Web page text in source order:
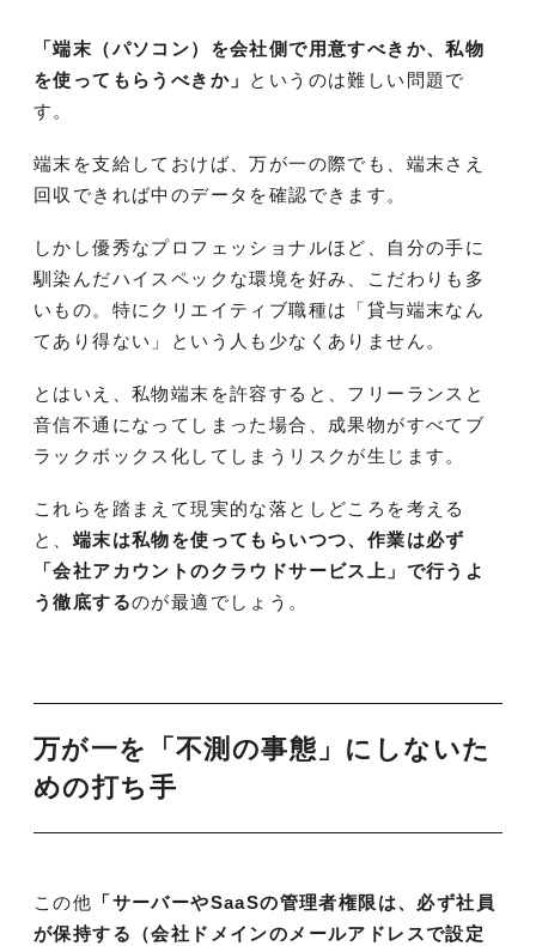
「端末（パソコン）を会社側で用意すべきか、私物
を使ってもらうべきか」 というのは難しい問題で
す。
端末を支給しておけば、万が一の際でも、端末さえ
回収できれば中のデータを確認できます。
しかし優秀なプロフェッショナルほど、自分の手に
馴染んだハイスペックな環境を好み、こだわりも多
いもの。特にクリエイティブ職種は「貸与端末なん
てあり得ない」という人も少なくありません。
とはいえ、私物端末を許容すると、フリーランスと
音信不通になってしまった場合、成果物がすべてブ
ラックボックス化してしまうリスクが生じます。
これらを踏まえて現実的な落としどころを考える
と、 端末は私物を使ってもらいつつ、作業は必ず
「会社アカウントのクラウドサービス上」で行うよ
う徹底するのが最適でしょう。
万が一を「不測の事態」にしないた
めの打ち手
この他 「サーバーやSaaSの管理者権限は、必ず社員
が保持する（会社ドメインのメールアドレスで設定